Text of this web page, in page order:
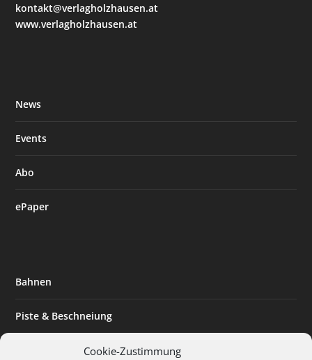
Cookie-Zustimmung
kontakt@verlagholzhausen.at
www.verlagholzhausen.at
News
Events
Abo
ePaper
Bahnen
Piste & Beschneiung